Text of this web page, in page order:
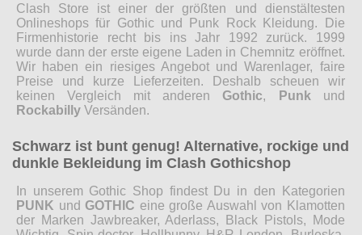
Clash Store ist einer der größten und dienstältesten
Onlineshops für Gothic und Punk Rock Kleidung. Die
Firmenhistorie recht bis ins Jahr 1992 zurück. 1999
wurde dann der erste eigene Laden in Chemnitz eröffnet.
Wir haben ein riesiges Angebot und Warenlager, faire
Preise und kurze Lieferzeiten. Deshalb scheuen wir
keinen Vergleich mit anderen Gothic, Punk und
Rockabilly Versänden.
Schwarz ist bunt genug! Alternative, rockige und
dunkle Bekleidung im Clash Gothicshop
In unserem Gothic Shop findest Du in den Kategorien
PUNK und GOTHIC eine große Auswahl von Klamotten
der Marken Jawbreaker, Aderlass, Black Pistols, Mode